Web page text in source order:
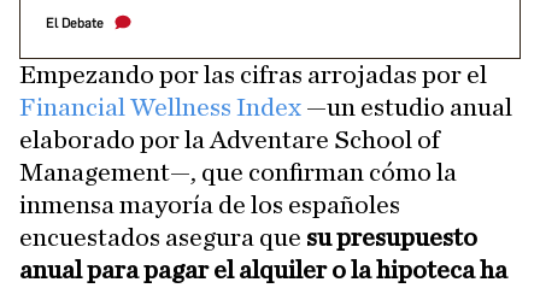
El Debate
Empezando por las cifras arrojadas por el
Financial Wellness Index —un estudio anual
elaborado por la Adventare School of
Management—, que confirman cómo la
inmensa mayoría de los españoles
encuestados asegura que su presupuesto
anual para pagar el alquiler o la hipoteca ha